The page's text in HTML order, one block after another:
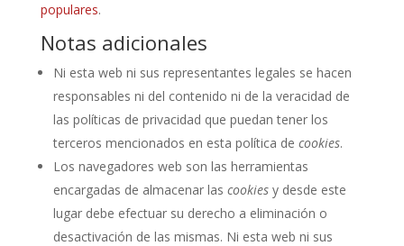
populares.
Notas adicionales
Ni esta web ni sus representantes legales se hacen
responsables ni del contenido ni de la veracidad de
las políticas de privacidad que puedan tener los
terceros mencionados en esta política de cookies.
Los navegadores web son las herramientas
encargadas de almacenar las cookiesy desde este
lugar debe efectuar su derecho a eliminación o
desactivación de las mismas. Ni esta web ni sus